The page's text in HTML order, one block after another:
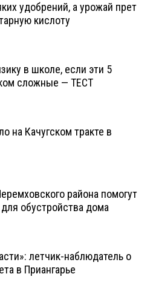
удобрений, а урожай прет
кислоту
в школе, если эти 5
сложные — ТЕСТ
на Качугском тракте в
района помогут
обустройства дома
летчик-наблюдатель о
в Приангарье